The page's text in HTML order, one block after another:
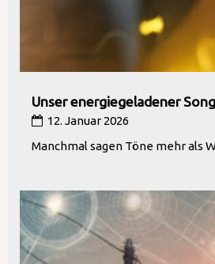
Unser energiegeladener
12. Januar 2026
Manchmal sagen Töne mehr als